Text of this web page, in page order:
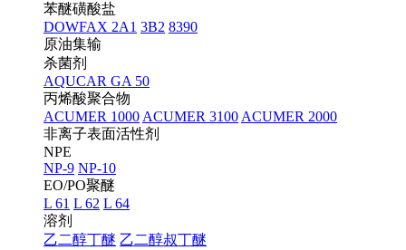
苯醚磺酸盐
DOWFAX 2A1 3B2 8390
原油集输
杀菌剂
AQUCAR GA 50
丙烯酸聚合物
ACUMER 1000 ACUMER 3100 ACUMER 2000
非离子表面活性剂
NPE
NP-9 NP-10
EO/PO聚醚
L 61 L 62 L 64
溶剂
乙二醇丁醚 乙二醇叔丁醚